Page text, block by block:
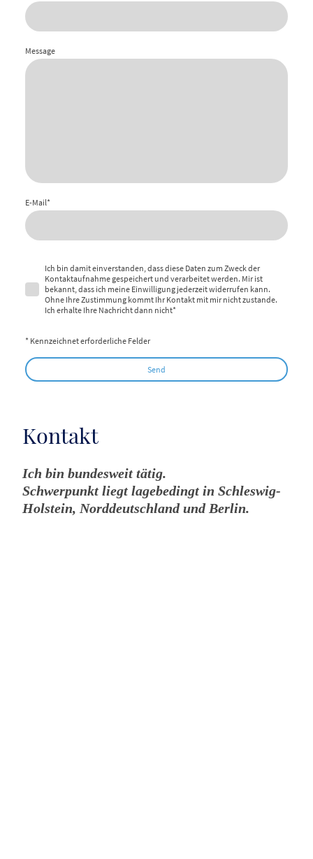
Message
E-Mail*
Ich bin damit einverstanden, dass diese Daten zum Zweck der
Kontaktaufnahme gespeichert und verarbeitet werden. Mir ist
bekannt, dass ich meine Einwilligung jederzeit widerrufen kann.
Ohne Ihre Zustimmung kommt Ihr Kontakt mit mir nicht zustande.
Ich erhalte Ihre Nachricht dann nicht*
* Kennzeichnet erforderliche Felder
Send
Kontakt
Ich bin bundesweit tätig.
Schwerpunkt liegt lagebedingt in Schleswig-
Holstein, Norddeutschland und Berlin.